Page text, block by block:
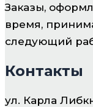
Заказы,
время,
следующий
Контакты
ул. Карла